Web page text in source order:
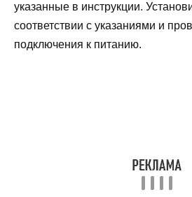
указанные в инструкции.
соответствии с указаниями и
подключения к питанию.